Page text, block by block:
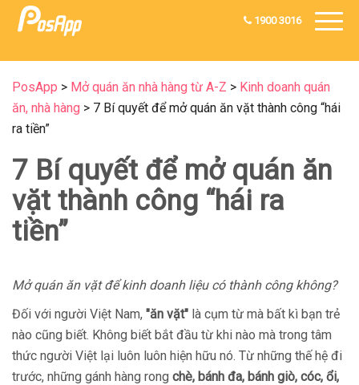
1900 3016
PosApp > Mở quán ăn nhà hàng từ A-Z > Kinh doanh quán
ăn, nhà hàng > 7 Bí quyết để mở quán ăn vặt thành công “hái
ra tiền”
7 Bí quyết để mở quán ăn
vặt thành công “hái ra
tiền”
Mở quán ăn vặt để kinh doanh liệu có thành công không?
Đối với người Việt Nam, "ăn vặt" là cụm từ mà bất kì bạn trẻ
nào cũng biết. Không biết bắt đầu từ khi nào mà trong tâm
thức người Việt lại luôn luôn hiện hữu nó. Từ những thế hệ đi
trước, những gánh hàng rong chè, bánh đa, bánh giò, cóc, ổi,